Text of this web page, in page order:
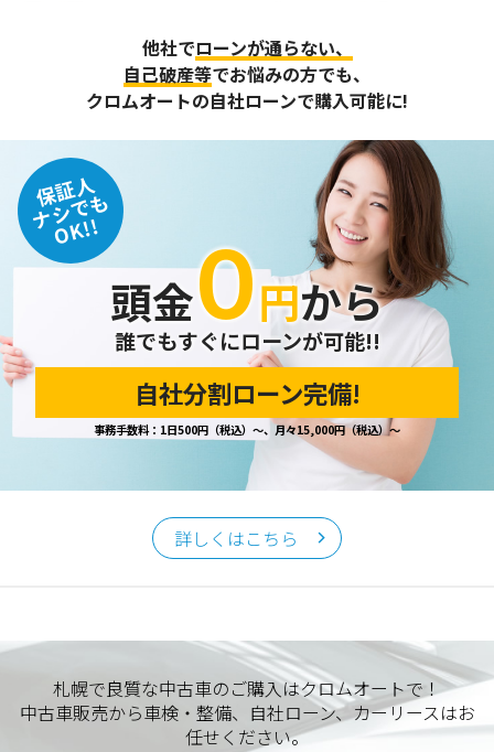
他社でローンが通らない、
自己破産等でお悩みの方でも、
クロムオートの自社ローンで購入可能に!
保証人
ナシでも
OK!!
頭金０円から
誰でもすぐにローンが可能!!
自社分割ローン完備!
事務手数料：1日500円（税込）～、月々15,000円（税込）～
詳しくはこちら
札幌で良質な中古車のご購入はクロムオートで！
中古車販売から車検・整備、自社ローン、カーリースはお
任せください。